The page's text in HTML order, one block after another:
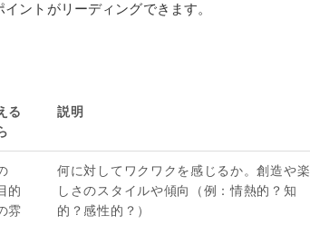
ントがリーディングできます。
る
説明
的
雰
何に対してワクワクを感じるか。創造や楽
しさのスタイルや傾向（例：情熱的？知
的？感性的？）